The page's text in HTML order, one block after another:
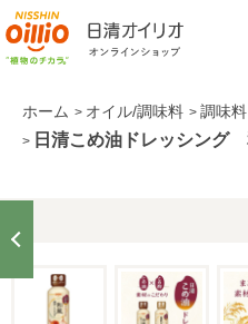
ホーム > オイル/調味料 > 調味
> 日清こめ油ドレッシン